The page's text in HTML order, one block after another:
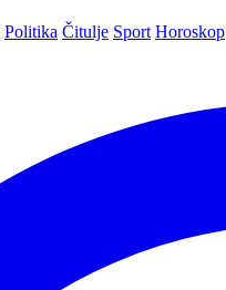
Politika Čitulje Sport Horoskop